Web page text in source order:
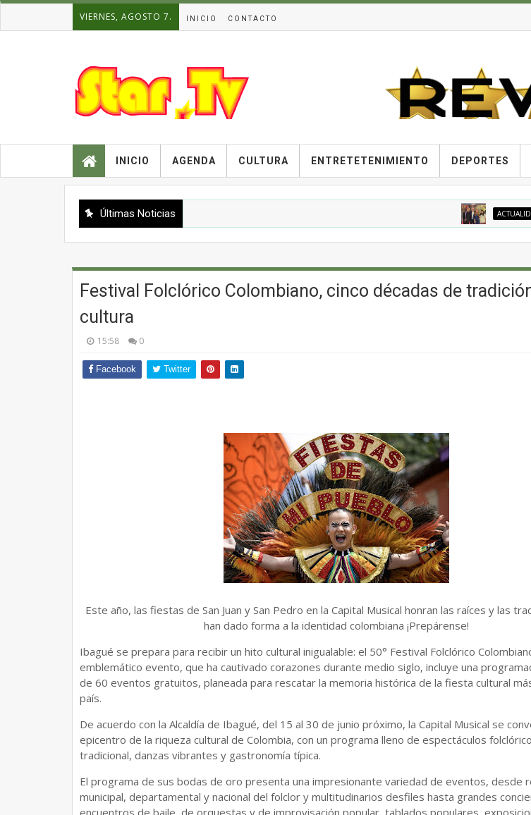
VIERNES, AGOSTO 7. INICIO CONTACTO
INICIO AGENDA CULTURA ENTRETETENIMIENTO DEPORTES
Últimas Noticias ACTUALIDAD
Festival Folclórico Colombiano, cinco décadas de
cultura
15:58 0
Facebook Twitter
Este año, las fiestas de San Juan y San Pedro en la Capital Musical honran las raíces y las
han dado forma a la identidad colombiana ¡Prepárense!
Ibagué se prepara para recibir un hito cultural inigualable: el 50° Festival Folclórico
emblemático evento, que ha cautivado corazones durante medio siglo, incluye una
de 60 eventos gratuitos, planeada para rescatar la memoria histórica de la fiesta cultural
país.
De acuerdo con la Alcaldía de Ibagué, del 15 al 30 de junio próximo, la Capital Musical se
epicentro de la riqueza cultural de Colombia, con un programa lleno de espectáculos
tradicional, danzas vibrantes y gastronomía típica.
El programa de sus bodas de oro presenta una impresionante variedad de eventos, desde
municipal, departamental y nacional del folclor y multitudinarios desfiles hasta grandes
encuentros de baile, de orquestas y de improvisación popular, tablados populares,